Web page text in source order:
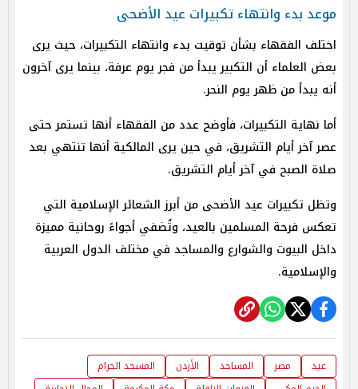
موعد بدء وانتهاء تكبيرات عيد الأضحى
اختلف الفقهاء بشأن توقيت بدء وانتهاء التكبيرات، حيث يرى
بعض العلماء أن التكبير يبدأ من فجر يوم عرفة، بينما يرى آخرون
أنه يبدأ من ظهر يوم النحر.
أما نهاية التكبيرات، فأوضح عدد من الفقهاء أنها تستمر حتى
عصر آخر أيام التشريق، في حين يرى المالكية أنها تنتهي بعد
صلاة الصبح في آخر أيام التشريق.
وتظل تكبيرات عيد الأضحى من أبرز الشعائر الإسلامية التي
تعكس فرحة المسلمين بالعيد، وتُضفي أجواءً روحانية مميزة
داخل البيوت والشوارع والمساجد في مختلف الدول العربية
والإسلامية.
عيد مصر المساجد الأردن
المسجد الحرام